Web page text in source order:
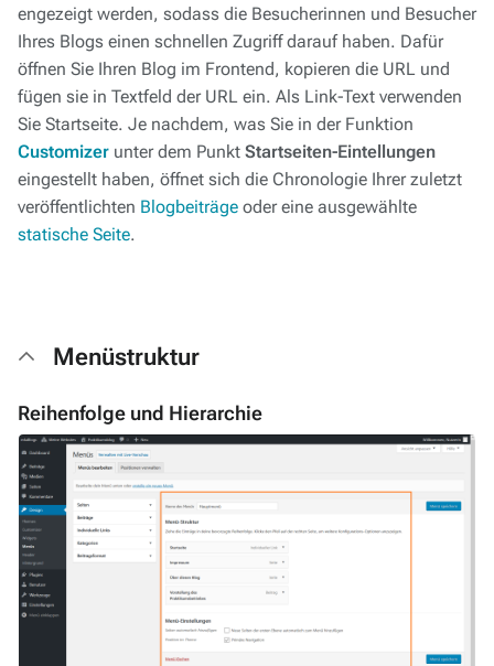
engezeigt werden, sodass die Besucherinnen und Besucher
Ihres Blogs einen schnellen Zugriff darauf haben. Dafür
öffnen Sie Ihren Blog im Frontend, kopieren die URL und
fügen sie in Textfeld der URL ein. Als Link-Text verwenden
Sie Startseite. Je nachdem, was Sie in der Funktion
Customizer unter dem Punkt Startseiten-Eintellungen
eingestellt haben, öffnet sich die Chronologie Ihrer zuletzt
veröffentlichten Blogbeiträge oder eine ausgewählte
statische Seite.
Menüstruktur
Reihenfolge und Hierarchie